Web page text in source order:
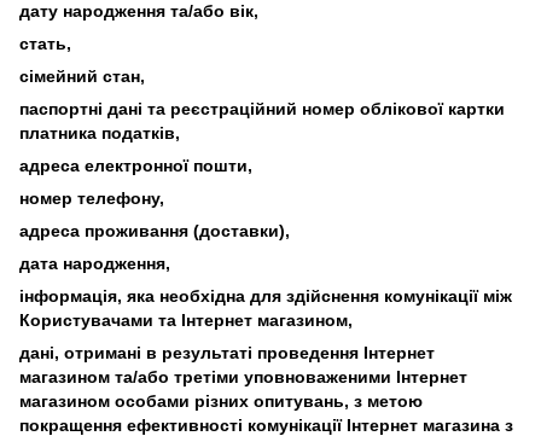
дату народження та/або вік,
стать,
сімейний стан,
паспортні дані та реєстраційний номер облікової картки
платника податків,
адреса електронної пошти,
номер телефону,
адреса проживання (доставки),
дата народження,
інформація, яка необхідна для здійснення комунікації між
Користувачами та Інтернет магазином,
дані, отримані в результаті проведення Інтернет
магазином та/або третіми уповноваженими Інтернет
магазином особами різних опитувань, з метою
покращення ефективності комунікації Інтернет магазина з